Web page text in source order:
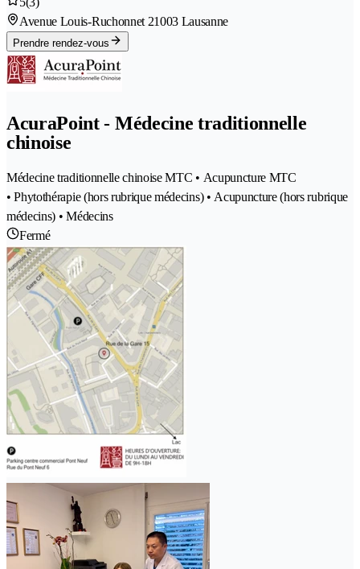
Avenue Louis-Ruchonnet 21003 Lausanne
Prendre rendez-vous
AcuraPoint - Médecine traditionnelle
chinoise
Médecine traditionnelle chinoise MTC • Acupuncture MTC
• Phytothérapie (hors rubrique médecins) • Acupuncture (hors rubrique
médecins) • Médecins
Fermé